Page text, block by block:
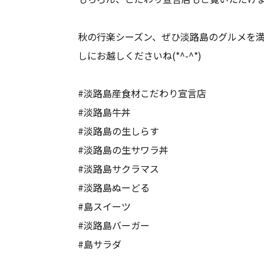
秋の行楽シーズン、ぜひ淡路島のグルメを
しにお越しくださいね(*^-^*)
#淡路島産食材こだわり宣言店
#淡路島牛丼
#淡路島の生しらす
#淡路島の生サワラ丼
#淡路島サクラマス
#淡路島ぬーどる
#島スイーツ
#淡路島バーガー
#島サラダ